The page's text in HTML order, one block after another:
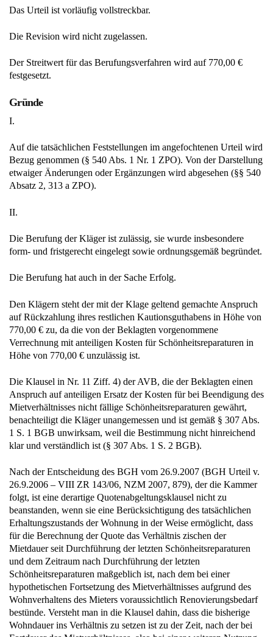
Das Urteil ist vorläufig vollstreckbar.
Die Revision wird nicht zugelassen.
Der Streitwert für das Berufungsverfahren wird auf 770,00 €
festgesetzt.
Gründe
I.
Auf die tatsächlichen Feststellungen im angefochtenen Urteil wird
Bezug genommen (§ 540 Abs. 1 Nr. 1 ZPO). Von der Darstellung
etwaiger Änderungen oder Ergänzungen wird abgesehen (§§ 540
Absatz 2, 313 a ZPO).
II.
Die Berufung der Kläger ist zulässig, sie wurde insbesondere
form- und fristgerecht eingelegt sowie ordnungsgemäß begründet.
Die Berufung hat auch in der Sache Erfolg.
Den Klägern steht der mit der Klage geltend gemachte Anspruch
auf Rückzahlung ihres restlichen Kautionsguthabens in Höhe von
770,00 € zu, da die von der Beklagten vorgenommene
Verrechnung mit anteiligen Kosten für Schönheitsreparaturen in
Höhe von 770,00 € unzulässig ist.
Die Klausel in Nr. 11 Ziff. 4) der AVB, die der Beklagten einen
Anspruch auf anteiligen Ersatz der Kosten für bei Beendigung des
Mietverhältnisses nicht fällige Schönheitsreparaturen gewährt,
benachteiligt die Kläger unangemessen und ist gemäß § 307 Abs.
1 S. 1 BGB unwirksam, weil die Bestimmung nicht hinreichend
klar und verständlich ist (§ 307 Abs. 1 S. 2 BGB).
Nach der Entscheidung des BGH vom 26.9.2007 (BGH Urteil v.
26.9.2006 – VIII ZR 143/06, NZM 2007, 879), der die Kammer
folgt, ist eine derartige Quotenabgeltungsklausel nicht zu
beanstanden, wenn sie eine Berücksichtigung des tatsächlichen
Erhaltungszustands der Wohnung in der Weise ermöglicht, dass
für die Berechnung der Quote das Verhältnis zischen der
Mietdauer seit Durchführung der letzten Schönheitsreparaturen
und dem Zeitraum nach Durchführung der letzten
Schönheitsreparaturen maßgeblich ist, nach dem bei einer
hypothetischen Fortsetzung des Mietverhältnisses aufgrund des
Wohnverhaltens des Mieters voraussichtlich Renovierungsbedarf
bestünde. Versteht man in die Klausel dahin, dass die bisherige
Wohndauer ins Verhältnis zu setzen ist zu der Zeit, nach der bei